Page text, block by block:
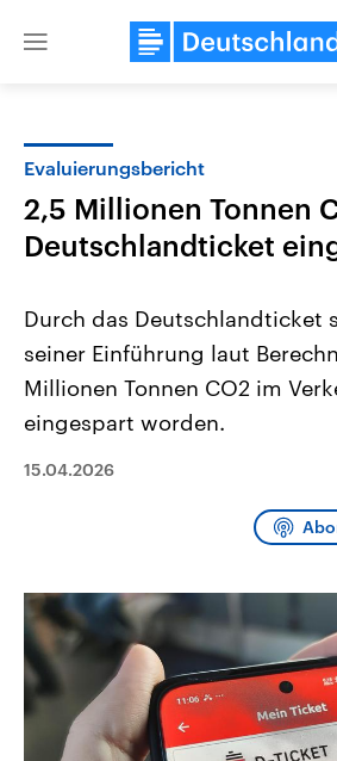
Close
Landtagswahl Sachsen-Anhalt
2026
Sachsen-Anhalt wählt am 6.
Bundesland von einer Koalition aus
und Hintergründe zu den Parteien
und Kandidaten der anstehenden
Wahl.
Sendungen
Audio-Archiv
Evaluierungsbericht
2,5 Millionen Tonnen
Deutschlandticket
Durch das Deutschlandticket
seiner Einführung laut
Millionen Tonnen CO2 im
eingespart worden.
15.04.2026